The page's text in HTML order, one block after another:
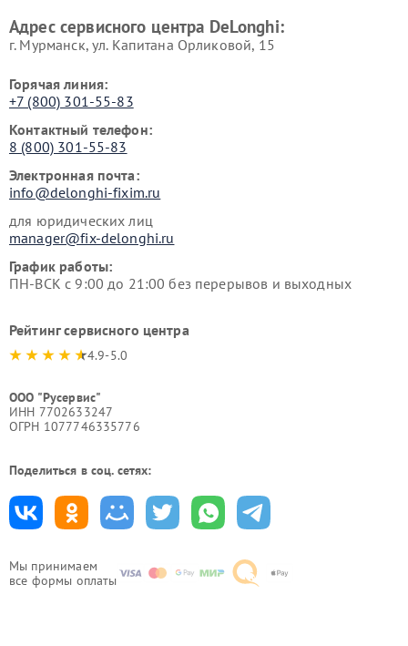
Мы принимаем
все формы оплаты
Адрес сервисного центра DeLonghi:
г. Мурманск, ул. Капитана Орликовой, 15
Горячая линия:
+7 (800) 301-55-83
Контактный телефон:
8 (800) 301-55-83
Электронная почта:
info@delonghi-fixim.ru
для юридических лиц
manager@fix-delonghi.ru
График работы:
ПН-ВСК с 9:00 до 21:00 без перерывов и выходных
Рейтинг сервисного центра
4.9-5.0
ООО "Русервис"
ИНН 7702633247
ОГРН 1077746335776
Поделиться в соц. сетях: